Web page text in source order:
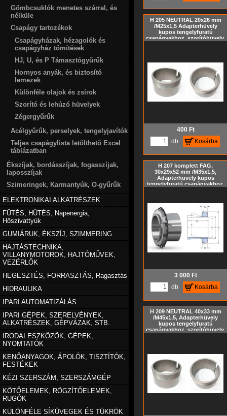
Gömbcsuklók menetes szárral, és
nélküle
Csapágy tartozékok
Csapágyházak, hézagolók és
csapágyház tömítések
HJ, U, és P Támasztógyűrűk
Hornyos anyák, és biztosító
lemezek
Különféle olajok és zsírok
Szorító és lehúzó hüvelyek
Zégergyűrűk
Acélgyűrűk, perselyek, tengelyjavítók
Teljes csapágylista letölthető Excel
táblázatban
Ékszíjak, bordásszíjak, fogasszíjak,
laposszíjak
Szimeringek, Karmantyúk, O-gyűrűk
ELEKTRONIKAI ALKATRÉSZEK
FŰTÉS, HŰTÉS, Napenergia,
Hőszivattyúk
GUMIÁRUK, ÉKSZÍJ, SZIMMERING
HAJTÁSTECHNIKA,
VILLANYMOTOROK, HAJTÓMŰVEK,
VEZÉRLŐK
HEGESZTÉS, FORRASZTÁS, Ragasztás
HIDRAULIKA
IPARI AUTOMATIZÁLÁS
IPARI GÉPEK, SZERELVÉNYEK,
ALKATRÉSZEK, GÉPVÁZAK, STB.
IRODAI ESZKÖZÖK, GÉPEK,
NYOMTATÓK
KENŐANYAGOK, ÁPOLÓK, TISZTÍTÓK,
FESTÉKEK
KÉZI SZERSZÁM, SZERSZÁMGÉP
KÖTŐELEMEK, RÖGZÍTŐELEMEK,
RUGÓK
KÜLÖNFÉLE SÍKÜVEGEK ÉS TÜKRÖK
H 205 NEUTRAL 20x26 mm
/M25x1,5 Adapterhüvely
kupos tengelyfuratú
csapágyakhoz, szorítóhüvely,
1:12
400Ft
db
Kosárba
H 207 komplett FAG,
30x29x52 mm /M35x1,5,
Adapterhüvely kupos
tengelyfuratú csapágyakhoz,
biztosító alátéttel, metrikus
méret, Kúp= 1:12
3 000Ft
db
Kosárba
H 209 NEUTRAL 40x33 mm
/M45x1,5, Adapterhüvely
kupos tengelyfuratú
csapágyakhoz, szorítóhüvely,
1:12